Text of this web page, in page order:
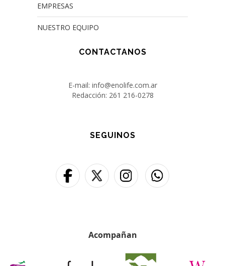
EMPRESAS
NUESTRO EQUIPO
CONTACTANOS
E-mail: info@enolife.com.ar
Redacción: 261 216-0278
SEGUINOS
Acompañan